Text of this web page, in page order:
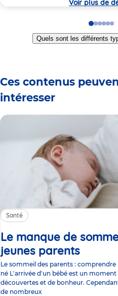
Voir plus de
Go
to
slide
Go
to
slide
Go
to
slide
Go
to
slide
Go
to
Go
to
Quels sont les différents
Ces contenus
intéresser
Santé
Le manque de
jeunes parents
Le sommeil des parents :
né L'arrivée d'un bébé est un
découvertes et de bonheur.
de nombreux